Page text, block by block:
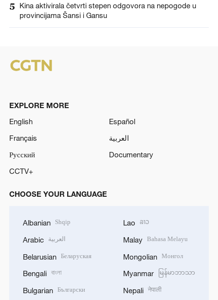
5
Kina aktivirala četvrti stepen odgovora na nepogode u
provincijama Šansi i Gansu
EXPLORE MORE
English
Español
Français
العربية
Русский
Documentary
CCTV+
CHOOSE YOUR LANGUAGE
Albanian Shqip
Arabic العربية
Belarusian Беларуская
Bengali বাংলা
Bulgarian Български
Lao ລາວ
Malay Bahasa Melayu
Mongolian Монгол
Myanmar မြန်မာဘာသာ
Nepali नेपाली